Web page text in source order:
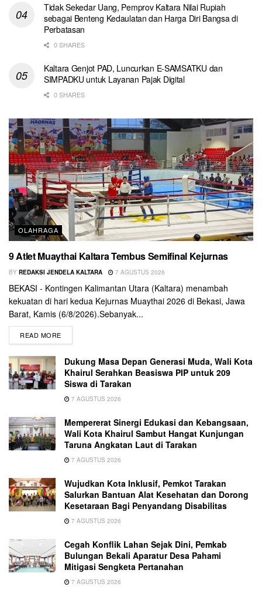
Tidak Sekedar Uang, Pemprov Kaltara Nilai Rupiah
sebagai Benteng Kedaulatan dan Harga Diri Bangsa di
Perbatasan
0 SHARES
Kaltara Genjot PAD, Luncurkan E-SAMSATKU dan
SIMPADKU untuk Layanan Pajak Digital
0 SHARES
OLAHRAGA
9 Atlet Muaythai Kaltara Tembus Semifinal Kejurnas
BY REDAKSI JENDELA KALTARA 7 AGUSTUS 2026
BEKASI - Kontingen Kalimantan Utara (Kaltara) menambah
kekuatan di hari kedua Kejurnas Muaythai 2026 di Bekasi, Jawa
Barat, Kamis (6/8/2026).Sebanyak...
READ MORE
Dukung Masa Depan Generasi Muda, Wali Kota
Khairul Serahkan Beasiswa PIP untuk 209
Siswa di Tarakan
7 AGUSTUS 2026
Mempererat Sinergi Edukasi dan Kebangsaan,
Wali Kota Khairul Sambut Hangat Kunjungan
Taruna Angkatan Laut di Tarakan
7 AGUSTUS 2026
Wujudkan Kota Inklusif, Pemkot Tarakan
Salurkan Bantuan Alat Kesehatan dan Dorong
Kesetaraan Bagi Penyandang Disabilitas
7 AGUSTUS 2026
Cegah Konflik Lahan Sejak Dini, Pemkab
Bulungan Bekali Aparatur Desa Pahami
Mitigasi Sengketa Pertanahan
7 AGUSTUS 2026